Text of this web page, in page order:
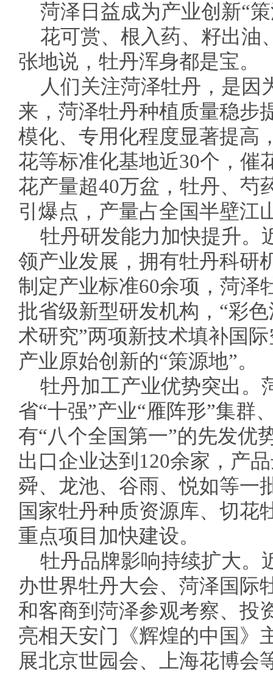
菏泽日益成为产业创新“
花可赏、根入药、籽出油
张地说，牡丹浑身都是宝。
人们关注菏泽牡丹，是因
来，菏泽牡丹种植质量稳步
模化、专用化程度显著提高
花等标准化基地近30个，催
花产量超40万盆，牡丹、芍
引爆点，产量占全国半壁江
牡丹研发能力加快提升。
领产业发展，拥有牡丹科研
制定产业标准60余项，菏泽
批省级新型研发机构，“彩
术研究”两项新技术填补国
产业原始创新的“策源地”。
牡丹加工产业优势突出。
省“十强”产业“雁阵形”集群
有“八个全国第一”的先发优
出口企业达到120余家，产
舜、龙池、谷雨、悦如等一
国家牡丹种质资源库、切花
重点项目加快建设。
牡丹品牌影响持续扩大。
办世界牡丹大会、菏泽国际
和客商到菏泽参观考察、投
亮相天安门《辉煌的中国》
展北京世园会、上海花博会